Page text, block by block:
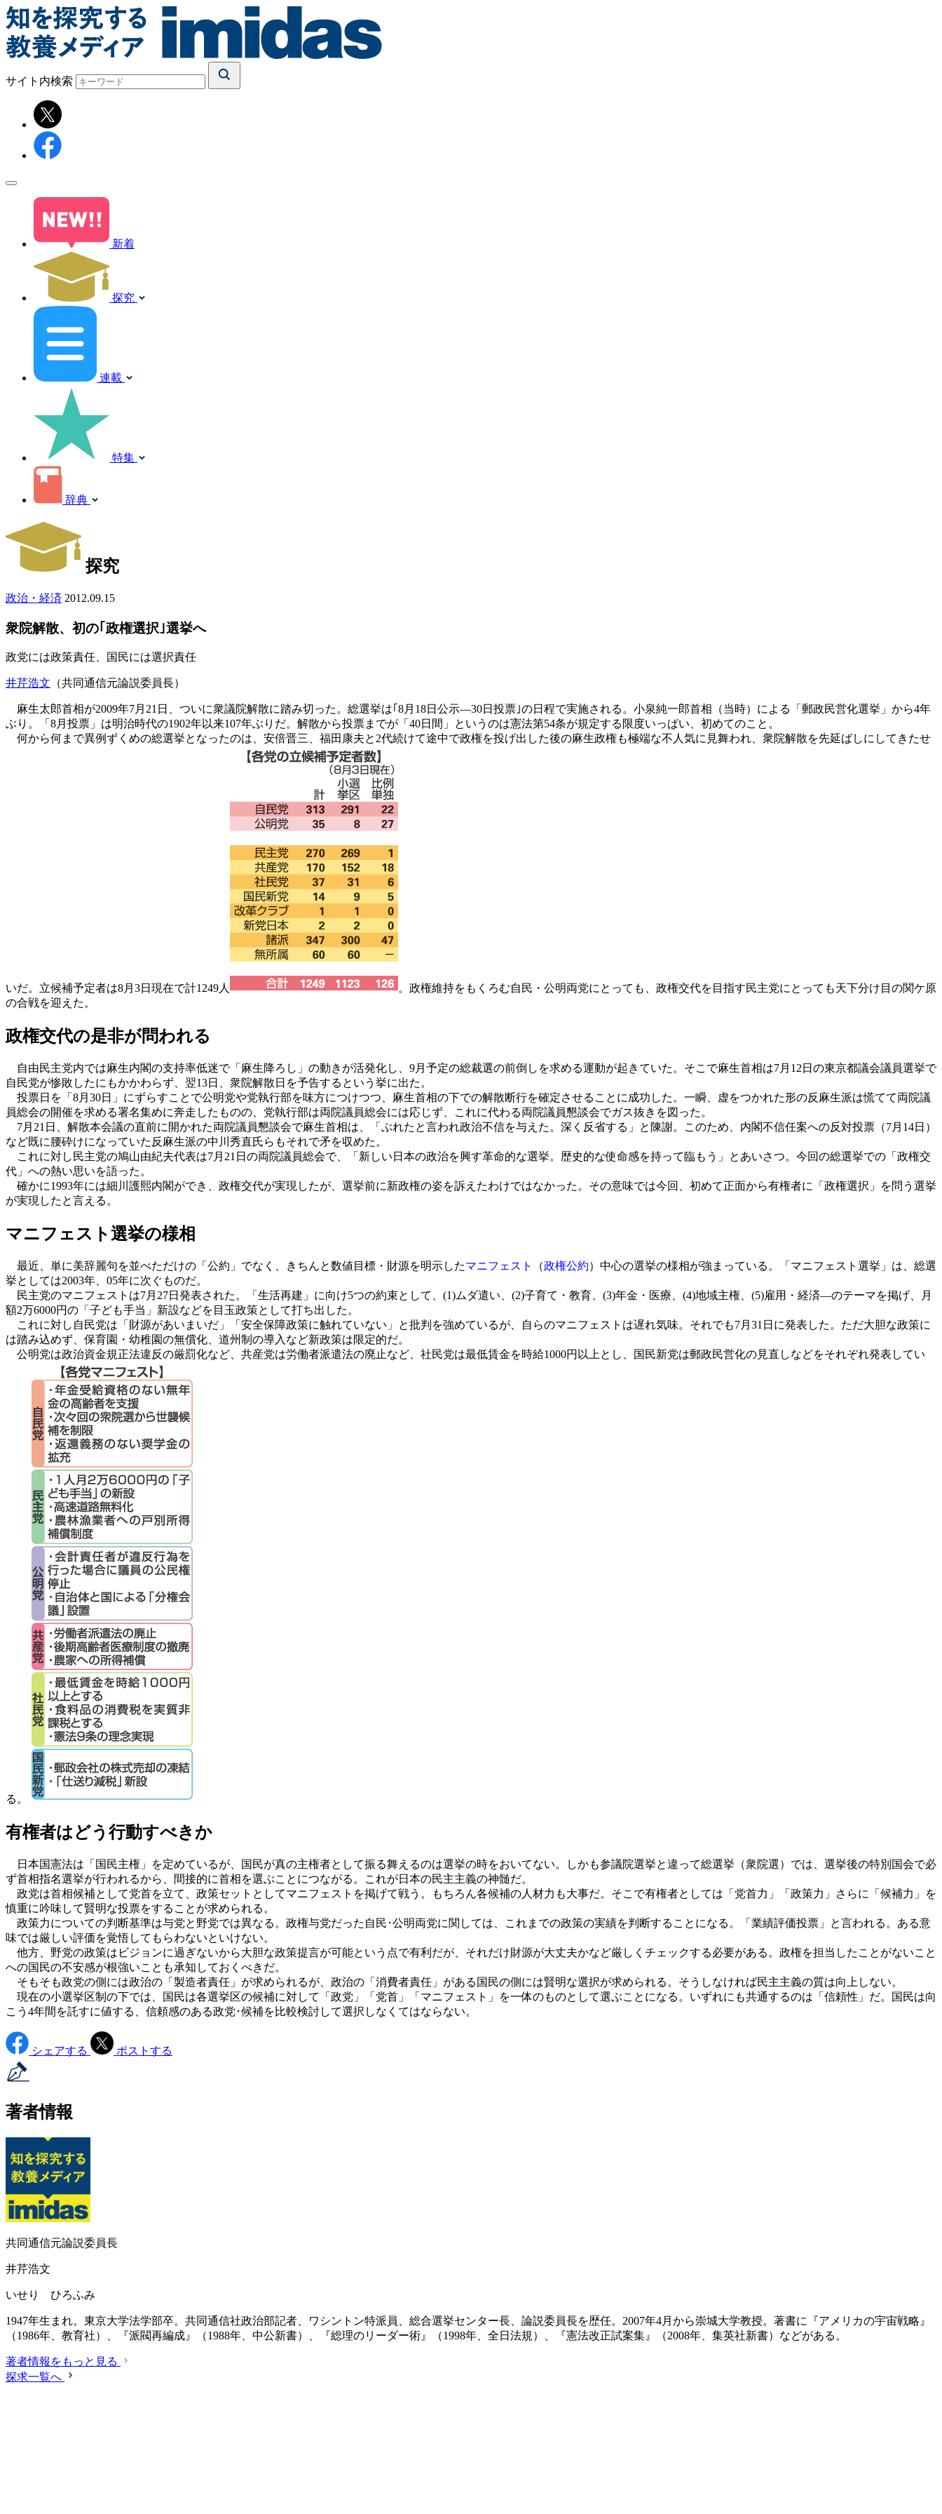
サイト内検索
新着
探究
連載
特集
辞典
探究
政治・経済 2012.09.15
衆院解散、初の｢政権選択｣選挙へ
政党には政策責任、国民には選択責任
井芹浩文 （共同通信元論説委員長）
麻生太郎首相が2009年7月21日、ついに衆議院解散に踏み切った。総選挙は｢8月18日公示―30日投票｣の日程で実施される。小泉純一郎首相（当時）による「郵政民営化選挙」から4年
ぶり。「8月投票」は明治時代の1902年以来107年ぶりだ。解散から投票までが「40日間」というのは憲法第54条が規定する限度いっぱい、初めてのこと。
何から何まで異例ずくめの総選挙となったのは、安倍晋三、福田康夫と2代続けて途中で政権を投げ出した後の麻生政権も極端な不人気に見舞われ、衆院解散を先延ばしにしてきたせ
いだ。立候補予定者は8月3日現在で計1249人
。政権維持をもくろむ自民・公明両党にとっても、政権交代を目指す民主党にとっても天下分け目の関ケ原
の合戦を迎えた。
政権交代の是非が問われる
自由民主党内では麻生内閣の支持率低迷で「麻生降ろし」の動きが活発化し、9月予定の総裁選の前倒しを求める運動が起きていた。そこで麻生首相は7月12日の東京都議会議員選挙で
自民党が惨敗したにもかかわらず、翌13日、衆院解散日を予告するという挙に出た。
投票日を「8月30日」にずらすことで公明党や党執行部を味方につけつつ、麻生首相の下での解散断行を確定させることに成功した。一瞬、虚をつかれた形の反麻生派は慌てて両院議
員総会の開催を求める署名集めに奔走したものの、党執行部は両院議員総会には応じず、これに代わる両院議員懇談会でガス抜きを図った。
7月21日、解散本会議の直前に開かれた両院議員懇談会で麻生首相は、「ぶれたと言われ政治不信を与えた。深く反省する」と陳謝。このため、内閣不信任案への反対投票（7月14日）
など既に腰砕けになっていた反麻生派の中川秀直氏らもそれで矛を収めた。
これに対し民主党の鳩山由紀夫代表は7月21日の両院議員総会で、「新しい日本の政治を興す革命的な選挙。歴史的な使命感を持って臨もう」とあいさつ。今回の総選挙での「政権交
代」への熱い思いを語った。
確かに1993年には細川護熙内閣ができ、政権交代が実現したが、選挙前に新政権の姿を訴えたわけではなかった。その意味では今回、初めて正面から有権者に「政権選択」を問う選挙
が実現したと言える。
マニフェスト選挙の様相
最近、単に美辞麗句を並べただけの「公約」でなく、きちんと数値目標・財源を明示したマニフェスト （政権公約）中心の選挙の様相が強まっている。「マニフェスト選挙」は、総選
挙としては2003年、05年に次ぐものだ。
民主党のマニフェストは7月27日発表された。「生活再建」に向け5つの約束として、(1)ムダ遣い、(2)子育て・教育、(3)年金・医療、(4)地域主権、(5)雇用・経済―のテーマを掲げ、月
額2万6000円の「子ども手当」新設などを目玉政策として打ち出した。
これに対し自民党は「財源があいまいだ」「安全保障政策に触れていない」と批判を強めているが、自らのマニフェストは遅れ気味。それでも7月31日に発表した。ただ大胆な政策に
は踏み込めず、保育園・幼稚園の無償化、道州制の導入など新政策は限定的だ。
公明党は政治資金規正法違反の厳罰化など、共産党は労働者派遣法の廃止など、社民党は最低賃金を時給1000円以上とし、国民新党は郵政民営化の見直しなどをそれぞれ発表してい
る。
有権者はどう行動すべきか
日本国憲法は「国民主権」を定めているが、国民が真の主権者として振る舞えるのは選挙の時をおいてない。しかも参議院選挙と違って総選挙（衆院選）では、選挙後の特別国会で必
ず首相指名選挙が行われるから、間接的に首相を選ぶことにつながる。これが日本の民主主義の神髄だ。
政党は首相候補として党首を立て、政策セットとしてマニフェストを掲げて戦う。もちろん各候補の人材力も大事だ。そこで有権者としては「党首力」「政策力」さらに「候補力」を
慎重に吟味して賢明な投票をすることが求められる。
政策力についての判断基準は与党と野党では異なる。政権与党だった自民･公明両党に関しては、これまでの政策の実績を判断することになる。「業績評価投票」と言われる。ある意
味では厳しい評価を覚悟してもらわないといけない。
他方、野党の政策はビジョンに過ぎないから大胆な政策提言が可能という点で有利だが、それだけ財源が大丈夫かなど厳しくチェックする必要がある。政権を担当したことがないこと
への国民の不安感が根強いことも承知しておくべきだ。
そもそも政党の側には政治の「製造者責任」が求められるが、政治の「消費者責任」がある国民の側には賢明な選択が求められる。そうしなければ民主主義の質は向上しない。
現在の小選挙区制の下では、国民は各選挙区の候補に対して「政党」「党首」「マニフェスト」を一体のものとして選ぶことになる。いずれにも共通するのは「信頼性」だ。国民は向
こう4年間を託すに値する、信頼感のある政党･候補を比較検討して選択しなくてはならない。
シェアする ポストする
著者情報
共同通信元論説委員長
井芹浩文
いせり ひろふみ
1947年生まれ。東京大学法学部卒。共同通信社政治部記者、ワシントン特派員、総合選挙センター長、論説委員長を歴任。2007年4月から崇城大学教授。著書に『アメリカの宇宙戦略』
（1986年、教育社）、『派閥再編成』（1988年、中公新書）、『総理のリーダー術』（1998年、全日法規）、『憲法改正試案集』（2008年、集英社新書）などがある。
著者情報をもっと見る
探求一覧へ